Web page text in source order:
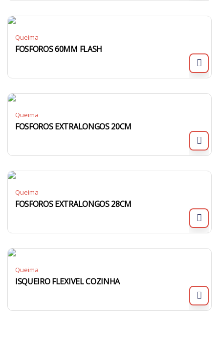
Queima
FOSFOROS 60MM FLASH
Queima
FOSFOROS EXTRALONGOS 20CM
Queima
FOSFOROS EXTRALONGOS 28CM
Queima
ISQUEIRO FLEXIVEL COZINHA